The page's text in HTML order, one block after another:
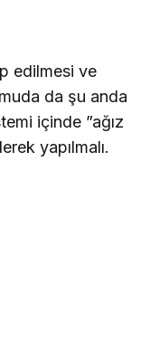
edilmesi ve
da şu anda
içinde ”ağız
yapılmalı.